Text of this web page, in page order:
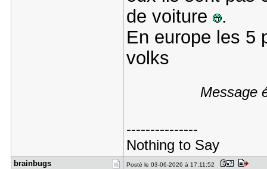
de voiture
.
En europe les 5
volks
Message
---------------
Nothing to Say
brainbugs Posté le 03-06-2026 à 17:11:52